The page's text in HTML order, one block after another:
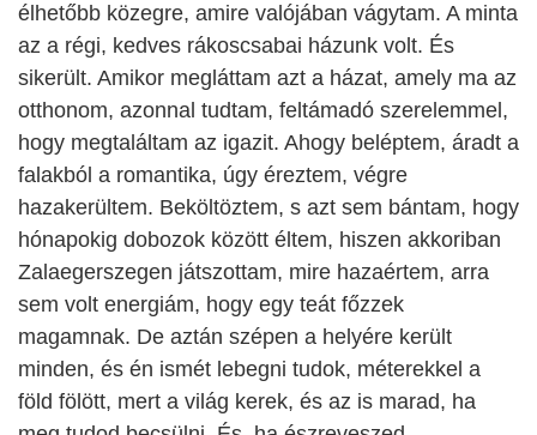
élhetőbb közegre, amire valójában vágytam. A minta
az a régi, kedves rákoscsabai házunk volt. És
sikerült. Amikor megláttam azt a házat, amely ma az
otthonom, azonnal tudtam, feltámadó szerelemmel,
hogy megtaláltam az igazit. Ahogy beléptem, áradt a
falakból a romantika, úgy éreztem, végre
hazakerültem. Beköltöztem, s azt sem bántam, hogy
hónapokig dobozok között éltem, hiszen akkoriban
Zalaegerszegen játszottam, mire hazaértem, arra
sem volt energiám, hogy egy teát főzzek
magamnak. De aztán szépen a helyére került
minden, és én ismét lebegni tudok, méterekkel a
föld fölött, mert a világ kerek, és az is marad, ha